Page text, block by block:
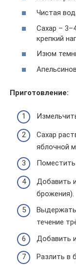
Чистая
Сахар –
крепкий
Изюм
Приготовление:
Сахар
яблочной
Добавить
брожения).
Выдержать
течение
Добавить
Разлить в